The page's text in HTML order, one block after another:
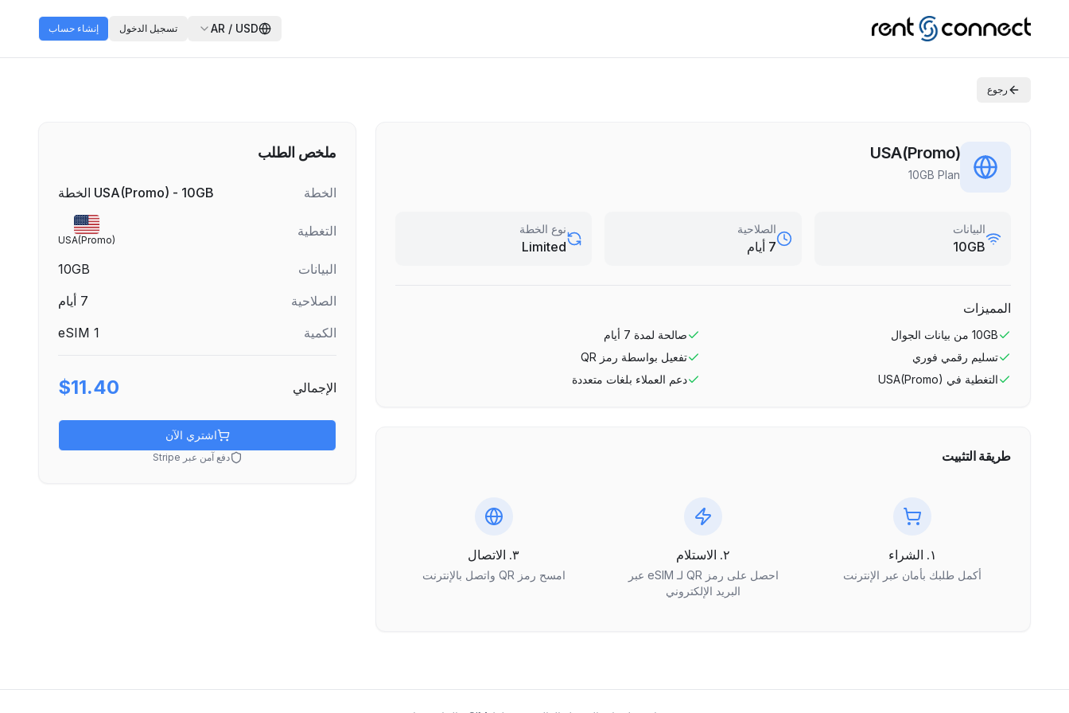
AR / USD تسجيل الدخول إنشاء حساب
رجوع
USA(Promo)
10GB Plan
البيانات
10GB
الصلاحية
7 أيام
نوع الخطة
Limited
المميزات
10GB من بيانات الجوال صالحة لمدة 7 أيام
تسليم رقمي فوري
تفعيل بواسطة رمز QR
التغطية في USA(Promo) دعم العملاء بلغات متعددة
طريقة التثبيت
١. الشراء
أكمل طلبك بأمان عبر الإنترنت
٢. الاستلام
احصل على رمز QR لـ eSIM عبر
البريد الإلكتروني
٣. الاتصال
امسح رمز QR واتصل بالإنترنت
ملخص الطلب
الخطة USA(Promo) - 10GB الخطة
التغطية
USA(Promo)
البيانات
10GB
الصلاحية
7 أيام
الكمية
1
الإجمالي $11.40
اشتري الآن
دفع آمن عبر Stripe